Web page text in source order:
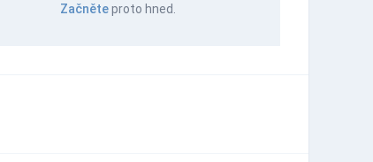
Začněteproto hned.